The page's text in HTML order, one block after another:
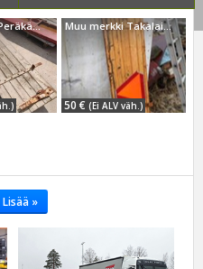
Muu merkki Peräkärryn laita - K 54cm - L 195cm - puinen Muu merkki Takalaita peräkärryyn - 194,5cm
50 € (Ei ALV väh.)
Lisää »